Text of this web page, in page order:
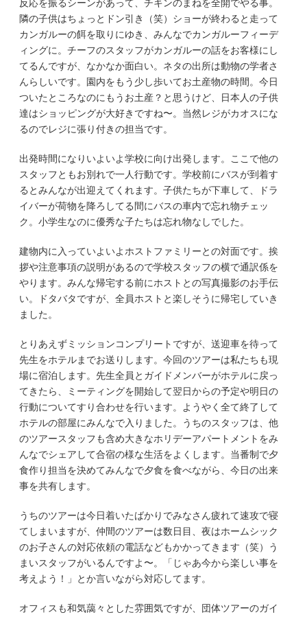
反応を振るシーンがあって、チキンのまねを全開でやる事。
隣の子供はちょっとドン引き（笑）ショーが終わると走って
カンガルーの餌を取りにゆき、みんなでカンガルーフィーデ
ィングに。チーフのスタッフがカンガルーの話をお客様にし
てるんですが、なかなか面白い。ネタの出所は動物の学者さ
んらしいです。園内をもう少し歩いてお土産物の時間。今日
ついたところなのにもうお土産？と思うけど、日本人の子供
達はショッピングが大好きですね〜。当然レジがカオスにな
るのでレジに張り付きの担当です。
出発時間になりいよいよ学校に向け出発します。ここで他の
スタッフともお別れで一人行動です。学校前にバスが到着す
るとみんなが出迎えてくれます。子供たちが下車して、ドラ
イバーが荷物を降ろしてる間にバスの車内で忘れ物チェッ
ク。小学生なのに優秀な子たちは忘れ物なしでした。
建物内に入っていよいよホストファミリーとの対面です。挨
拶や注意事項の説明があるので学校スタッフの横で通訳係を
やります。みんな帰宅する前にホストとの写真撮影のお手伝
い。ドタバタですが、全員ホストと楽しそうに帰宅していき
ました。
とりあえずミッションコンプリートですが、送迎車を待って
先生をホテルまでお送りします。今回のツアーは私たちも現
場に宿泊します。先生全員とガイドメンバーがホテルに戻っ
てきたら、ミーティングを開始して翌日からの予定や明日の
行動についてすり合わせを行います。ようやく全て終了して
ホテルの部屋にみんなで入りました。うちのスタッフは、他
のツアースタッフも含め大きなホリデーアパートメントをみ
んなでシェアして合宿の様な生活をよくします。当番制で夕
食作り担当を決めてみんなで夕食を食べながら、今日の出来
事を共有します。
うちのツアーは今日着いたばかりでみなさん疲れて速攻で寝
てしまいますが、仲間のツアーは数日目、夜はホームシック
のお子さんの対応依頼の電話などもかかってきます（笑）う
まいスタッフがいるんですよ〜。「じゃあ今から楽しい事を
考えよう！」とか言いながら対応してます。
オフィスも和気藹々とした雰囲気ですが、団体ツアーのガイ